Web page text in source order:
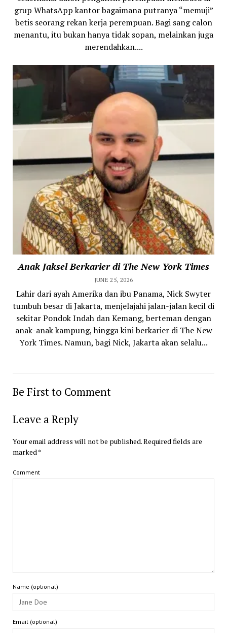
grup WhatsApp kantor bagaimana putranya “memuji”
betis seorang rekan kerja perempuan. Bagi sang calon
menantu, itu bukan hanya tidak sopan, melainkan juga
merendahkan....
Anak Jaksel Berkarier di The New York Times
JUNE 25, 2026
Lahir dari ayah Amerika dan ibu Panama, Nick Swyter
tumbuh besar di Jakarta, menjelajahi jalan-jalan kecil di
sekitar Pondok Indah dan Kemang, berteman dengan
anak-anak kampung, hingga kini berkarier di The New
York Times. Namun, bagi Nick, Jakarta akan selalu...
Be First to Comment
Leave a Reply
Your email address will not be published.Required fields are
marked*
Comment
Name (optional)
Email (optional)